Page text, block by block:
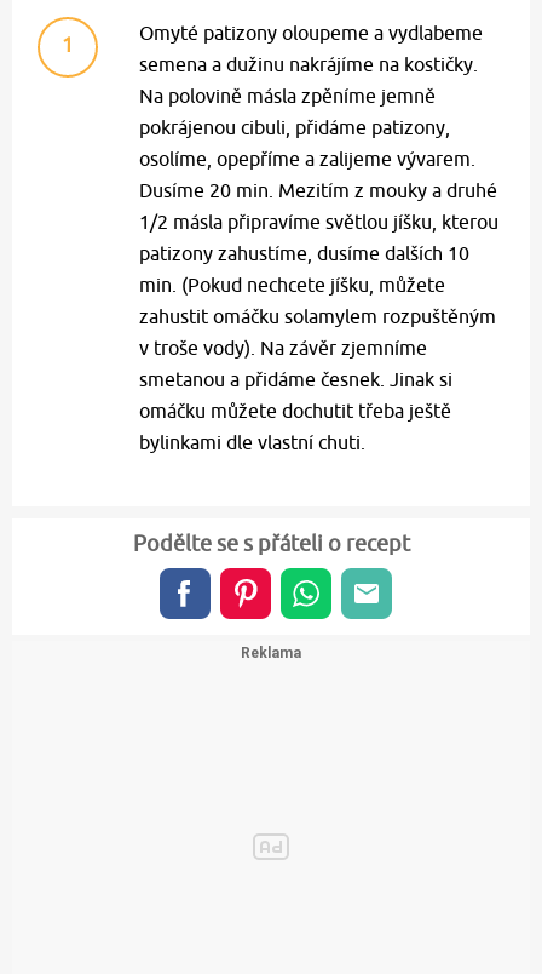
1
Omyté patizony oloupeme a vydlabeme
semena a dužinu nakrájíme na kostičky.
Na polovině másla zpěníme jemně
pokrájenou cibuli, přidáme patizony,
osolíme, opepříme a zalijeme vývarem.
Dusíme 20 min. Mezitím z mouky a druhé
1/2 másla připravíme světlou jíšku, kterou
patizony zahustíme, dusíme dalších 10
min. (Pokud nechcete jíšku, můžete
zahustit omáčku solamylem rozpuštěným
v troše vody). Na závěr zjemníme
smetanou a přidáme česnek. Jinak si
omáčku můžete dochutit třeba ještě
bylinkami dle vlastní chuti.
Podělte se s přáteli o recept